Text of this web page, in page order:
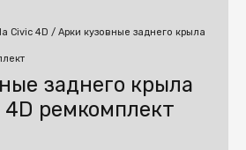
Civic 4D / Арки кузовные заднего крыла
заднего крыла
4D ремкомплект